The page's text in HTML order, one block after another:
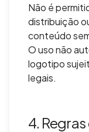
Não é
distribuição
conteúdo
O uso não
logotipo
legais.
4.